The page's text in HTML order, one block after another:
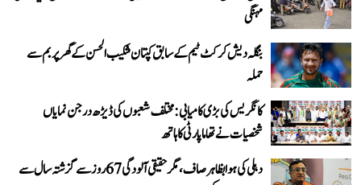
مہنگی
بنگلہ دیش کرکٹ ٹیم کے سابق کپتان شکیب الحسن کے گھر پر بم سے
حملہ
کانگریس کی بڑی کامیابی: مختلف شعبوں کی ڈیڑھ درجن نمایاں
شخصیات نے تھاما پارٹی کا ہاتھ
دہلی کی ہوا بظاہر صاف، مگر حقیقی آلودگی 67 روز سے گزشتہ سال سے